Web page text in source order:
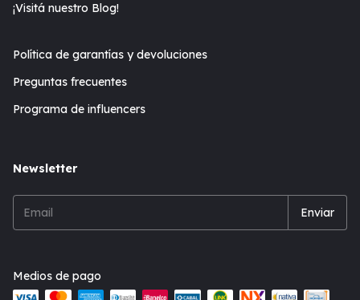
¡Visitá nuestro Blog!
Política de garantías y devoluciones
Preguntas frecuentes
Programa de influencers
Newsletter
Medios de pago